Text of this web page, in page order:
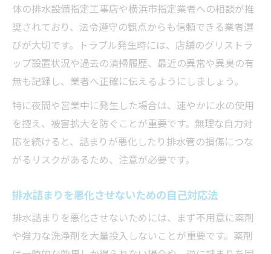
体の排水設備指定工事店や横浜市指定業者への相談が推
奨されており、法令遵守の観点からも信頼できる業者選
びが大切です。トラブル発生時には、店舗のグリストラ
ップ設置状況や過去の清掃履歴、最近の異常や異臭の有
無も記録し、業者へ正確に伝えるようにしましょう。
特に夜間や営業中に発生した場合は、速やかに水の使用
を控え、被害拡大を防ぐことが重要です。無理な自力対
応を続けると、詰まりが悪化したり排水管の損傷につな
がるリスクがあるため、注意が必要です。
排水詰まりを悪化させないための自己対応法
排水詰まりを悪化させないためには、まず不用意に薬剤
や強力な洗浄剤を大量投入しないことが重要です。薬剤